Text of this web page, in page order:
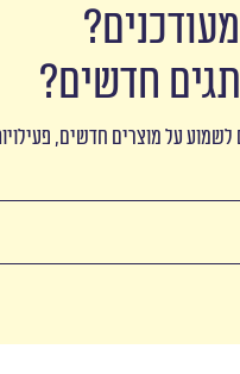
חדשים?
לשמוע על מוצרים חדשים,